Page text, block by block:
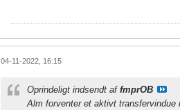
04-11-2022, 16:15
Oprindeligt indsendt af fmprOB
Alm forventer et aktivt transfervindue